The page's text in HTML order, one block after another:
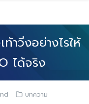
าวิ่งอย่างไรให้
ได้จริง
บทความ